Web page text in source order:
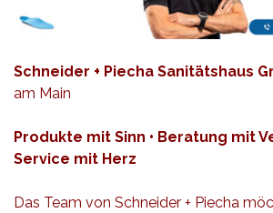
Schneider + Piecha Sanitätshaus
am Main
Produkte mit Sinn • Beratung mit
Service mit Herz
Das Team von Schneider + Piecha